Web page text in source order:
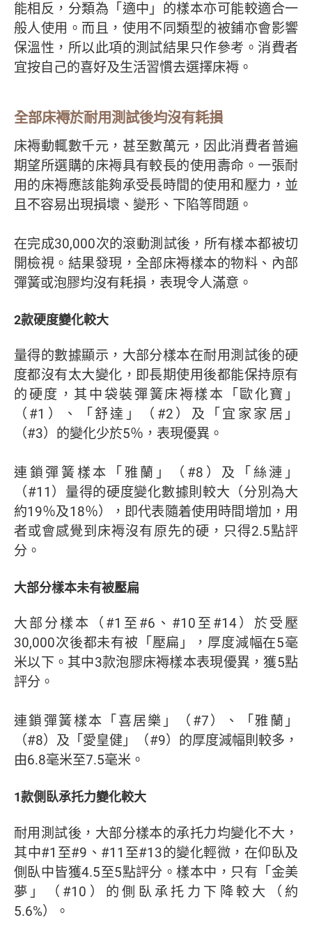
能相反，分類為「適中」的樣本亦可能較適合一
般人使用。而且，使用不同類型的被鋪亦會影響
保溫性，所以此項的測試結果只作參考。消費者
宜按自己的喜好及生活習慣去選擇床褥。
全部床褥於耐用測試後均沒有耗損
床褥動輒數千元，甚至數萬元，因此消費者普遍
期望所選購的床褥具有較長的使用壽命。一張耐
用的床褥應該能夠承受長時間的使用和壓力，並
且不容易出現損壞、變形、下陷等問題。
在完成30,000次的滾動測試後，所有樣本都被切
開檢視。結果發現，全部床褥樣本的物料、內部
彈簧或泡膠均沒有耗損，表現令人滿意。
2款硬度變化較大
量得的數據顯示，大部分樣本在耐用測試後的硬
度都沒有太大變化，即長期使用後都能保持原有
的硬度，其中袋裝彈簧床褥樣本「歐化寶」
（#1）、「舒達」（#2）及「宜家家居」
（#3）的變化少於5％，表現優異。
連鎖彈簧樣本「雅蘭」（#8）及「絲漣」
（#11）量得的硬度變化數據則較大（分別為大
約19％及18％），即代表隨着使用時間增加，用
者或會感覺到床褥沒有原先的硬，只得2.5點評
分。
大部分樣本未有被壓扁
大部分樣本（#1至#6、#10至#14）於受壓
30,000次後都未有被「壓扁」，厚度減幅在5毫
米以下。其中3款泡膠床褥樣本表現優異，獲5點
評分。
連鎖彈簧樣本「喜居樂」（#7）、「雅蘭」
（#8）及「愛皇健」（#9）的厚度減幅則較多，
由6.8毫米至7.5毫米。
1款側臥承托力變化較大
耐用測試後，大部分樣本的承托力均變化不大，
其中#1至#9、#11至#13的變化輕微，在仰臥及
側臥中皆獲4.5至5點評分。樣本中，只有「金美
夢」（#10）的側臥承托力下降較大（約
5.6%）。